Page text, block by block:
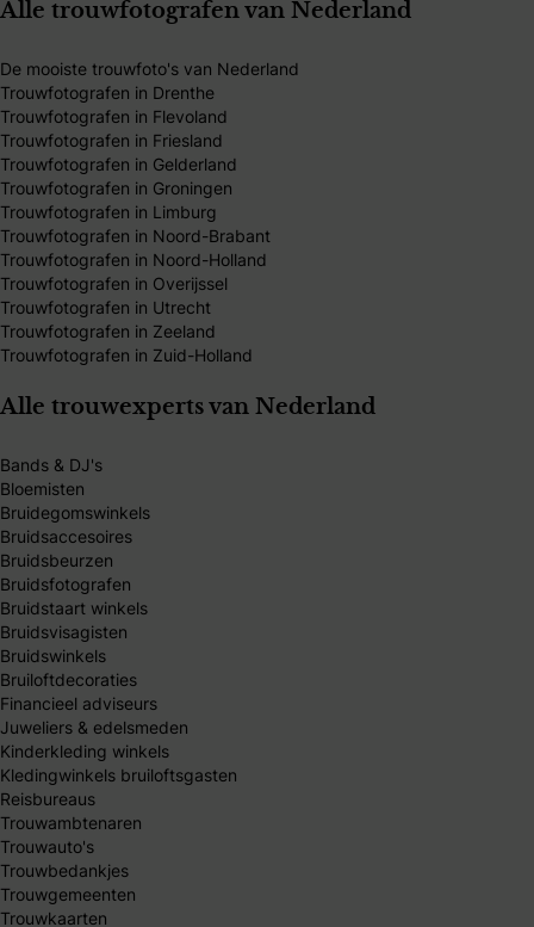
Alle trouwfotografen van Nederland
De mooiste trouwfoto's van Nederland
Trouwfotografen in Drenthe
Trouwfotografen in Flevoland
Trouwfotografen in Friesland
Trouwfotografen in Gelderland
Trouwfotografen in Groningen
Trouwfotografen in Limburg
Trouwfotografen in Noord-Brabant
Trouwfotografen in Noord-Holland
Trouwfotografen in Overijssel
Trouwfotografen in Utrecht
Trouwfotografen in Zeeland
Trouwfotografen in Zuid-Holland
Alle trouwexperts van Nederland
Bands & DJ's
Bloemisten
Bruidegomswinkels
Bruidsaccesoires
Bruidsbeurzen
Bruidsfotografen
Bruidstaart winkels
Bruidsvisagisten
Bruidswinkels
Bruiloftdecoraties
Financieel adviseurs
Juweliers & edelsmeden
Kinderkleding winkels
Kledingwinkels bruiloftsgasten
Reisbureaus
Trouwambtenaren
Trouwauto's
Trouwbedankjes
Trouwgemeenten
Trouwkaarten